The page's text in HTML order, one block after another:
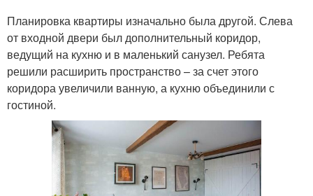
Планировка квартиры изначально была другой. Слева
от входной двери был дополнительный коридор,
ведущий на кухню и в маленький санузел. Ребята
решили расширить пространство – за счет этого
коридора увеличили ванную, а кухню объединили с
гостиной.